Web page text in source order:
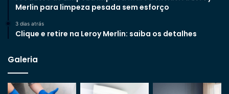
Merlin para limpeza pesada sem esforço
3 dias atrás
Clique e retire na Leroy Merlin: saiba os detalhes
Galeria